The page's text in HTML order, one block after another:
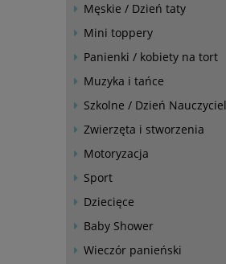
Męskie / Dzień taty
Mini toppery
Panienki / kobiety na tort
Muzyka i tańce
Szkolne / Dzień
Zwierzęta i stworzenia
Motoryzacja
Sport
Dziecięce
Baby Shower
Wieczór panieński